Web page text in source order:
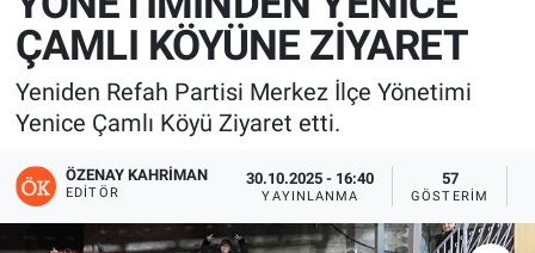
ÇAMLI KÖYÜNE ZİYARET
Yeniden Refah Partisi Merkez İlçe Yönetimi
Yenice Çamlı Köyü Ziyaret etti.
ÖZENAY KAHRIMAN
EDITÖR
30.10.2025 - 16:40
YAYINLANMA
57
GÖSTERIM